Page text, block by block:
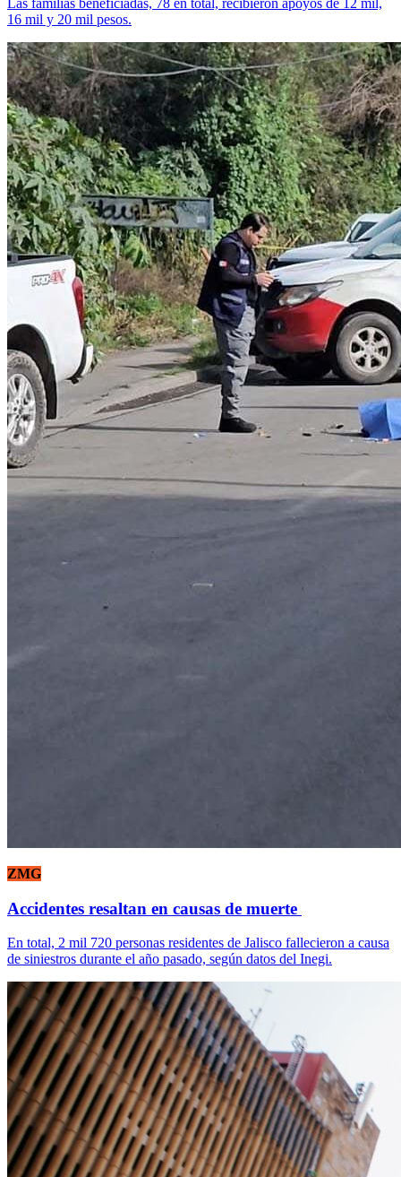
Las familias beneficiadas, 78 en total, recibieron apoyos de 12 mil,
16 mil y 20 mil pesos.
ZMG
Accidentes resaltan en causas de muerte
En total, 2 mil 720 personas residentes de Jalisco fallecieron a causa
de siniestros durante el año pasado, según datos del Inegi.